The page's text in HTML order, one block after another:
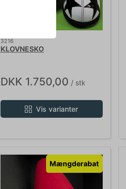
3216
KLOVNESKO
DKK 1.750,00 / stk
Vis varianter
Mængderabat